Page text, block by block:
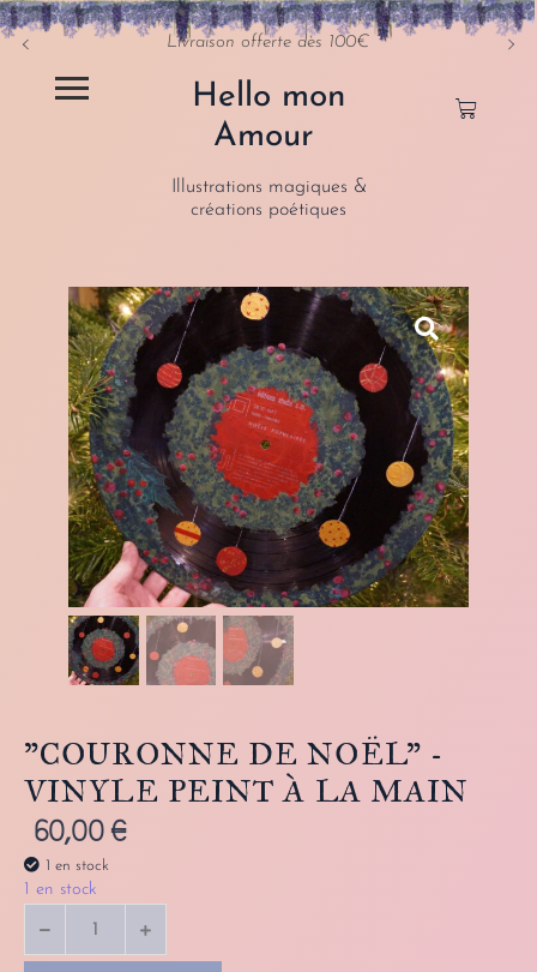
Livraison offerte dès 100€
Hello mon
Amour
Illustrations magiques &
créations poétiques
"COURONNE DE NOËL" -
VINYLE PEINT À LA MAIN
60,00 €
1 en stock
1 en stock